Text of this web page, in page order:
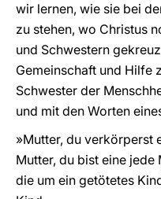
wir lernen, wie sie bei
zu stehen, wo Christus
und Schwestern
Gemeinschaft und Hilfe
Schwester der
und mit den Worten
»Mutter, du verkörperst
Mutter, du bist eine jede
die um ein getötetes